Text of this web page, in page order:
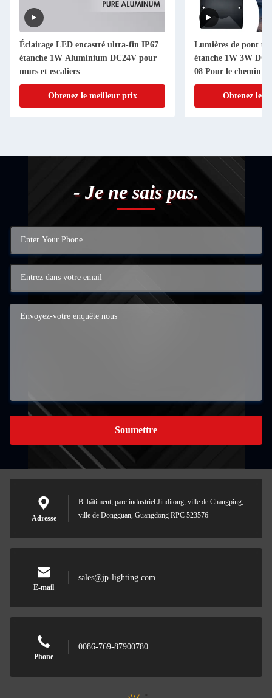
Éclairage LED encastré ultra-fin IP67
étanche 1W Aluminium DC24V pour
murs et escaliers
Obtenez le meilleur prix
Lumières de pont
étanche 1W 3W
08 Pour le chemin
Obtenez le
- Je ne sais pas.
Soumettre
Adresse
B. bâtiment, parc industriel Jinditong, ville de Changping,
ville de Dongguan, Guangdong RPC 523576
E-mail
sales@jp-lighting.com
Phone
0086-769-87900780